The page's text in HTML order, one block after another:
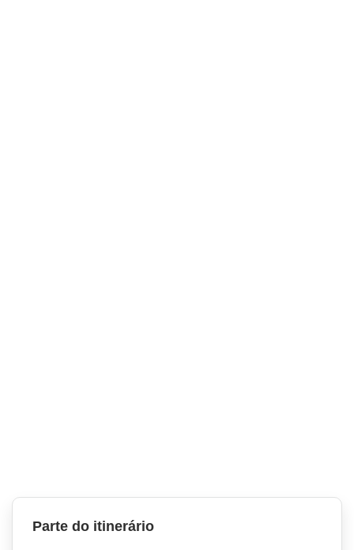
Parte do itinerário